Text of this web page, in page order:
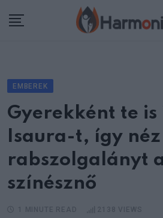
EMBEREK
Gyerekként te
Isaura-t, így
rabszolgalányt
színésznő